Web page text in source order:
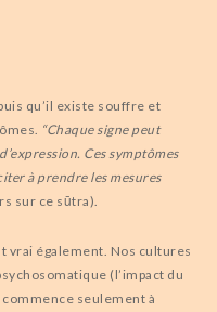
qu’il existe souffre et
“Chaque signe peut
Ces symptômes
à prendre les mesures
sur ce sūtra).
vrai également. Nos cultures
(l’impact du
seulement à